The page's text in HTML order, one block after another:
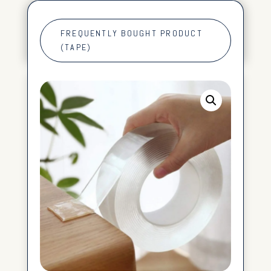
FREQUENTLY BOUGHT PRODUCT
(TAPE)